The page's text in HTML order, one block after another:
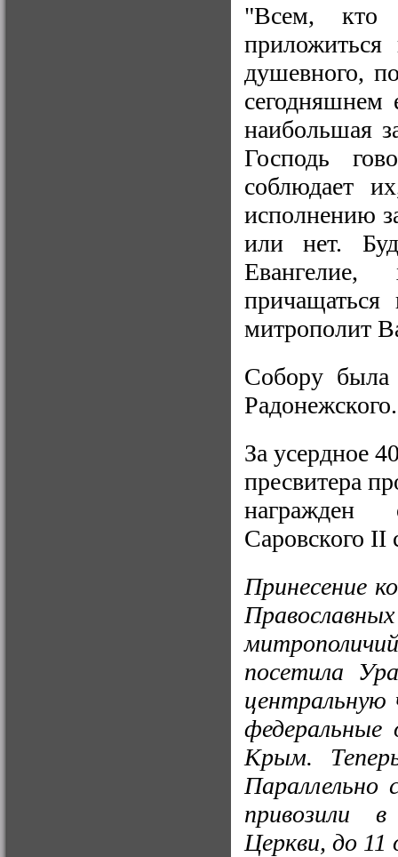
"Всем, кто
душевного,
сегодняшнем
наибольшая
Господь
соблюдает
исполнению
или нет.
митрополит
Собору была
Радонежского.
За усердное
пресвитера
награжден
Саровского II
Принесение
посетила
федеральные
Крым.
привозили в
Церкви, до 11